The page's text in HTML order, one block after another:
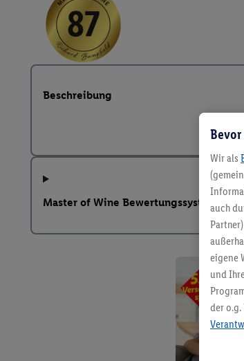
Beschreibung
Master of Wine Bewertungssystem
Wir als
auch
eigene
und
der